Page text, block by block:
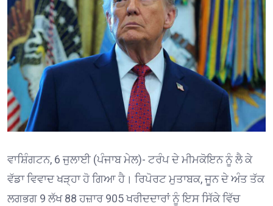
ਵਾਸ਼ਿੰਗਟਨ, 6 ਜੁਲਾਈ (ਪੰਜਾਬ ਮੇਲ)- ਟਰੰਪ ਦੇ ਮੀਮਕੋਇਨ ਨੂੰ ਲੈ ਕੇ
ਵੱਡਾ ਵਿਵਾਦ ਖੜ੍ਹਾ ਹੋ ਗਿਆ ਹੈ। ਰਿਪੋਰਟ ਮੁਤਾਬਕ, ਜੂਨ ਦੇ ਅੰਤ ਤੱਕ
ਲਗਭਗ 9 ਲੱਖ 88 ਹਜ਼ਾਰ 905 ਖਰੀਦਦਾਰਾਂ ਨੂੰ ਇਸ ਸਿੱਕੇ ਵਿੱਚ